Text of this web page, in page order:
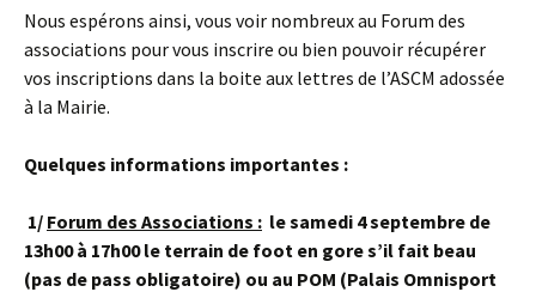
Nous espérons ainsi, vous voir nombreux au Forum des
associations pour vous inscrire ou bien pouvoir récupérer
vos inscriptions dans la boite aux lettres de l’ASCM adossée
à la Mairie.
Quelques informations importantes :
1/ Forum des Associations : le samedi 4 septembre de
13h00 à 17h00 le terrain de foot en gore s’il fait beau
(pas de pass obligatoire) ou au POM (Palais Omnisport